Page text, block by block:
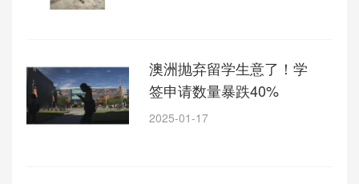
澳洲抛弃留学生意了！学
签申请数量暴跌40%
2025-01-17